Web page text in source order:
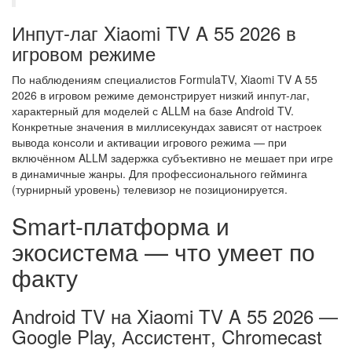
Инпут-лаг Xiaomi TV A 55 2026 в
игровом режиме
По наблюдениям специалистов FormulaTV, Xiaomi TV A 55
2026 в игровом режиме демонстрирует низкий инпут-лаг,
характерный для моделей с ALLM на базе Android TV.
Конкретные значения в миллисекундах зависят от настроек
вывода консоли и активации игрового режима — при
включённом ALLM задержка субъективно не мешает при игре
в динамичные жанры. Для профессионального гейминга
(турнирный уровень) телевизор не позиционируется.
Smart-платформа и
экосистема — что умеет по
факту
Android TV на Xiaomi TV A 55 2026 —
Google Play, Ассистент, Chromecast